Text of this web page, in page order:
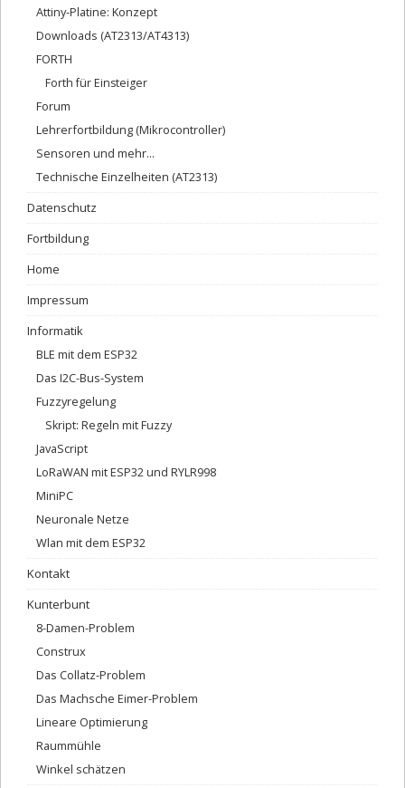
Attiny-Platine: Konzept
Downloads (AT2313/AT4313)
FORTH
Forth für Einsteiger
Forum
Lehrerfortbildung (Mikrocontroller)
Sensoren und mehr…
Technische Einzelheiten (AT2313)
Datenschutz
Fortbildung
Home
Impressum
Informatik
BLE mit dem ESP32
Das I2C-Bus-System
Fuzzyregelung
Skript: Regeln mit Fuzzy
JavaScript
LoRaWAN mit ESP32 und RYLR998
MiniPC
Neuronale Netze
Wlan mit dem ESP32
Kontakt
Kunterbunt
8-Damen-Problem
Construx
Das Collatz-Problem
Das Machsche Eimer-Problem
Lineare Optimierung
Raummühle
Winkel schätzen